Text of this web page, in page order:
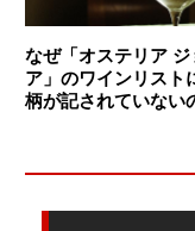
なぜ「オステリア ジ
ア」のワインリスト
柄が記されていない